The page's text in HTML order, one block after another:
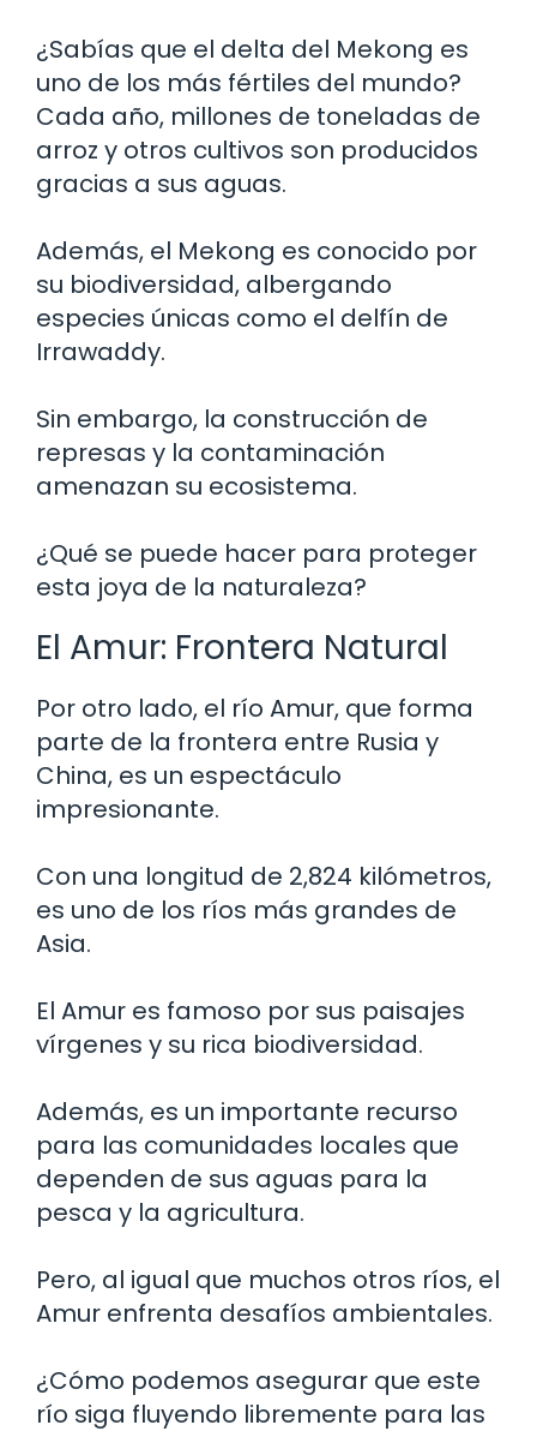
¿Sabías que el delta del Mekong es
uno de los más fértiles del mundo?
Cada año, millones de toneladas de
arroz y otros cultivos son producidos
gracias a sus aguas.
Además, el Mekong es conocido por
su biodiversidad, albergando
especies únicas como el delfín de
Irrawaddy.
Sin embargo, la construcción de
represas y la contaminación
amenazan su ecosistema.
¿Qué se puede hacer para proteger
esta joya de la naturaleza?
El Amur: Frontera Natural
Por otro lado, el río Amur, que forma
parte de la frontera entre Rusia y
China, es un espectáculo
impresionante.
Con una longitud de 2,824 kilómetros,
es uno de los ríos más grandes de
Asia.
El Amur es famoso por sus paisajes
vírgenes y su rica biodiversidad.
Además, es un importante recurso
para las comunidades locales que
dependen de sus aguas para la
pesca y la agricultura.
Pero, al igual que muchos otros ríos, el
Amur enfrenta desafíos ambientales.
¿Cómo podemos asegurar que este
río siga fluyendo libremente para las